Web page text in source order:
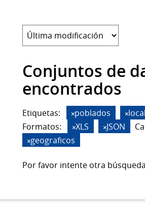
Conjuntos de
encontrados
Etiquetas: poblados
Formatos:
XLS JSON
geograficos
Por favor intente otra